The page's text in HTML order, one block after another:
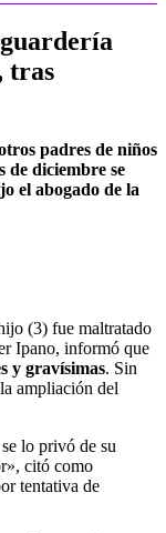
tras
padres de niños
de diciembre se
el abogado de la
(3) fue maltratado
Ipano, informó que
y gravísimas. Sin
ampliación del
lo privó de su
citó como
tentativa de